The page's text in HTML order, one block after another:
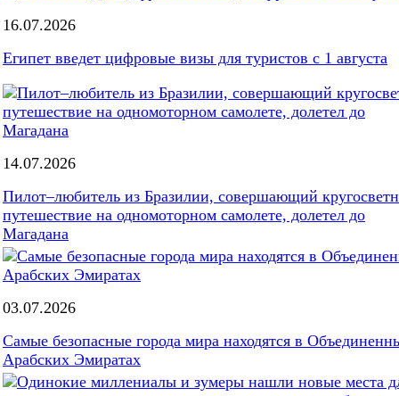
16.07.2026
Египет введет цифровые визы для туристов с 1 августа
14.07.2026
Пилот–любитель из Бразилии, совершающий
путешествие на одномоторном самолете, долетел до
Магадана
03.07.2026
Самые безопасные города мира находятся в
Арабских Эмиратах